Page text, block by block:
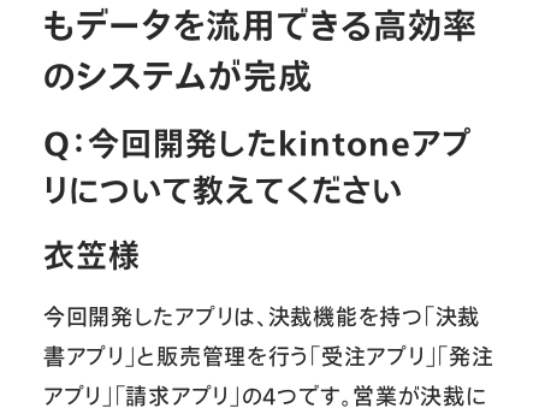
もデータを流用できる高効率
のシステムが完成
Q：今回開発したkintoneアプ
リについて教えてください
衣笠様
今回開発したアプリは、決裁機能を持つ「決裁
書アプリ」と販売管理を行う「受注アプリ」「発注
アプリ」「請求アプリ」の4つです。営業が決裁に